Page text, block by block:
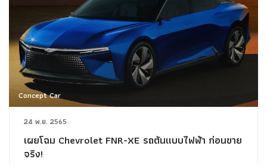
Concept Car
24 พ.ย. 2565
เผยโฉม Chevrolet FNR-XE รถต้นแบบไฟฟ้า ก่อนขาย
จริง!